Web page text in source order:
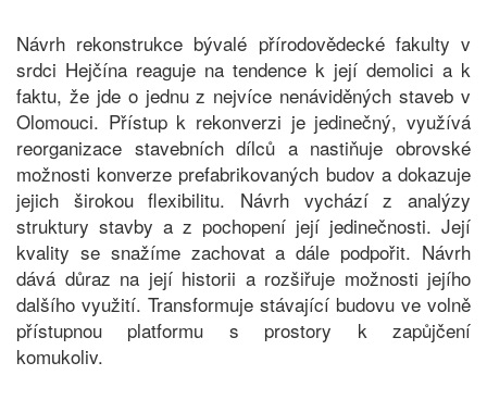
Návrh rekonstrukce bývalé přírodovědecké fakulty v
srdci Hejčína reaguje na tendence k její demolici a k
faktu, že jde o jednu z nejvíce nenáviděných staveb v
Olomouci. Přístup k rekonverzi je jedinečný, využívá
reorganizace stavebních dílců a nastiňuje obrovské
možnosti konverze prefabrikovaných budov a dokazuje
jejich širokou flexibilitu. Návrh vychází z analýzy
struktury stavby a z pochopení její jedinečnosti. Její
kvality se snažíme zachovat a dále podpořit. Návrh
dává důraz na její historii a rozšiřuje možnosti jejího
dalšího využití. Transformuje stávající budovu ve volně
přístupnou platformu s prostory k zapůjčení
komukoliv.